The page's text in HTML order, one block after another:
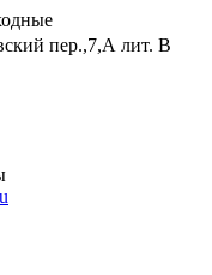
пер.,7,А лит. В